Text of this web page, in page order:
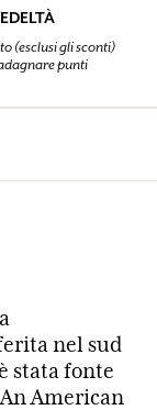
(esclusi gli sconti)
punti
nel sud
stata fonte
American